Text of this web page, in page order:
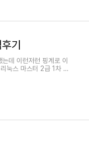
기
데 이런저런 핑계로 이
눅스 마스터 2급 1차 시